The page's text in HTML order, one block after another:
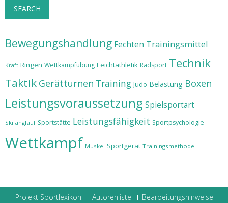
SEARCH
Bewegungshandlung Fechten Trainingsmittel
Kraft Ringen Wettkampfübung Leichtathletik Radsport Technik
Taktik Gerätturnen Training Judo Belastung Boxen
Leistungsvoraussetzung Spielsportart
Skilanglauf Sportstätte Leistungsfähigkeit Sportpsychologie
Wettkampf Muskel Sportgerät Trainingsmethode
Projekt Sportlexikon Autorenliste Bearbeitungshinweise